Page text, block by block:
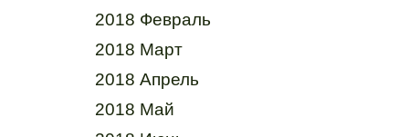
2018 Февраль
2018 Март
2018 Апрель
2018 Май